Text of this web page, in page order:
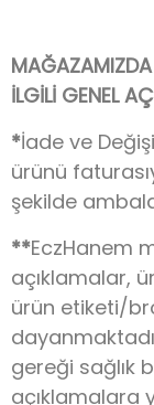
MAĞAZAMIZDA
İLGİLİ GENEL
*İade ve
ürünü
şekilde
**EczHanem
açıklamalar,
ürün etiketi/
gereği sağlık
açıklamalara